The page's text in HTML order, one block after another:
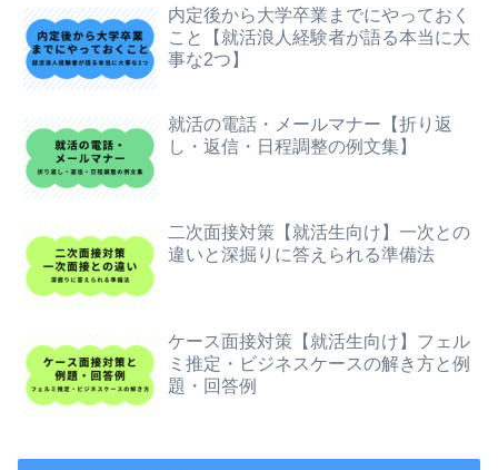
内定後から大学卒業までにやっておく
こと【就活浪人経験者が語る本当に大
事な2つ】
就活の電話・メールマナー【折り返
し・返信・日程調整の例文集】
二次面接対策【就活生向け】一次との
違いと深掘りに答えられる準備法
ケース面接対策【就活生向け】フェル
ミ推定・ビジネスケースの解き方と例
題・回答例